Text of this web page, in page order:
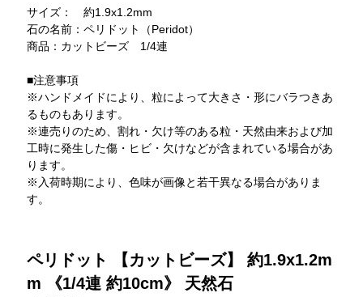
サイズ： 約1.9x1.2mm
石の名前：ペリドット（Peridot）
商品：カットビーズ 1/4連
■注意事項
※ハンドメイドにより、粒によって大きさ・形にバラつきあ
るものもあります。
※連売りのため、割れ・欠け等のある粒・天然由来および加
工時に発生した傷・ヒビ・欠けなどが含まれている場合があ
ります。
※入荷時期により、色味が画像と若干異なる場合がありま
す。
ペリドット 【カットビーズ】 約1.9x1.2m
m 《1/4連 約10cm》 天然石